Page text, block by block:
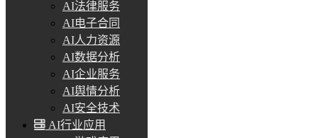
AI法律服务
AI电子合同
AI人力资源
AI数据分析
AI企业服务
AI舆情分析
AI安全技术
AI行业应用